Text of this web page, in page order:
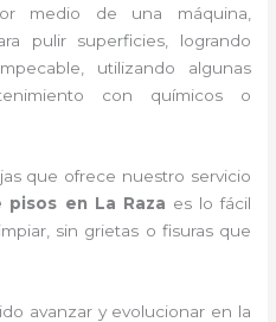
medio de una máquina,
pulir superficies, logrando
utilizando algunas
con químicos o
que ofrece nuestro servicio
pisos en La Raza es lo fácil
sin grietas o fisuras que
avanzar y evolucionar en la